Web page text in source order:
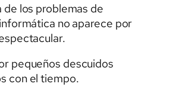
de los problemas de
no aparece por
pequeños descuidos
con el tiempo.